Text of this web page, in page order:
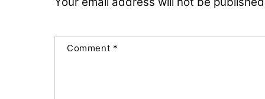
Comment *